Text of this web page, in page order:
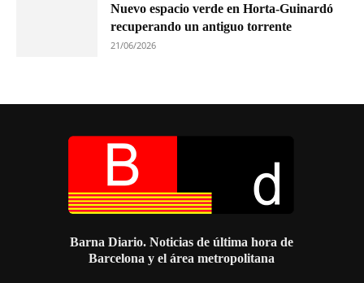
Nuevo espacio verde en Horta-Guinardó
recuperando un antiguo torrente
21/06/2026
Barna Diario. Noticias de última hora de
Barcelona y el área metropolitana